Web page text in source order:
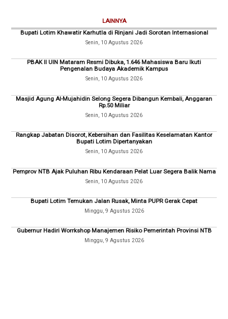
LAINNYA
Bupati Lotim Khawatir Karhutla di Rinjani Jadi Sorotan Internasional
Senin, 10 Agustus 2026
PBAK II UIN Mataram Resmi Dibuka, 1.646 Mahasiswa Baru Ikuti
Pengenalan Budaya Akademik Kampus
Senin, 10 Agustus 2026
Masjid Agung Al-Mujahidin Selong Segera Dibangun Kembali, Anggaran
Rp.50 Miliar
Senin, 10 Agustus 2026
Rangkap Jabatan Disorot, Kebersihan dan Fasilitas Keselamatan Kantor
Bupati Lotim Dipertanyakan
Senin, 10 Agustus 2026
Pemprov NTB Ajak Puluhan Ribu Kendaraan Pelat Luar Segera Balik Nama
Senin, 10 Agustus 2026
Bupati Lotim Temukan Jalan Rusak, Minta PUPR Gerak Cepat
Minggu, 9 Agustus 2026
Gubernur Hadiri Worrkshop Manajemen Risiko Pemerintah Provinsi NTB
Minggu, 9 Agustus 2026